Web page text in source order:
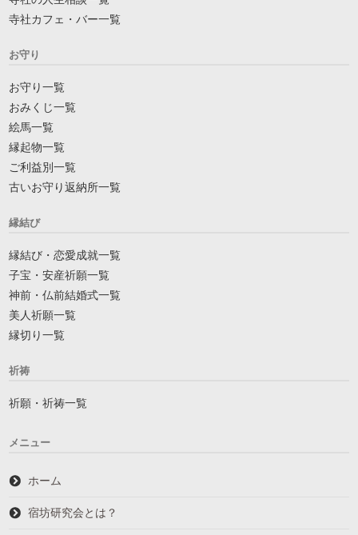
寺社カフェ・バー一覧
お守り
お守り一覧
おみくじ一覧
絵馬一覧
縁起物一覧
ご利益別一覧
古いお守り返納所一覧
縁結び
縁結び・恋愛成就一覧
子宝・安産祈願一覧
神前・仏前結婚式一覧
美人祈願一覧
縁切り一覧
祈祷
祈願・祈祷一覧
メニュー
ホーム
宿坊研究会とは？